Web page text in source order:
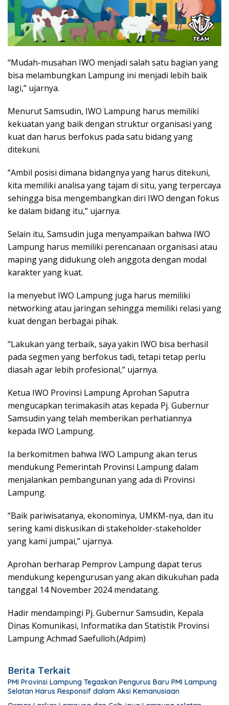
“Mudah-musahan IWO menjadi salah satu bagian yang
bisa melambungkan Lampung ini menjadi lebih baik
lagi,” ujarnya.
Menurut Samsudin, IWO Lampung harus memiliki
kekuatan yang baik dengan struktur organisasi yang
kuat dan harus berfokus pada satu bidang yang
ditekuni.
“Ambil posisi dimana bidangnya yang harus ditekuni,
kita memiliki analisa yang tajam di situ, yang terpercaya
sehingga bisa mengembangkan diri IWO dengan fokus
ke dalam bidang itu,” ujarnya.
Selain itu, Samsudin juga menyampaikan bahwa IWO
Lampung harus memiliki perencanaan organisasi atau
maping yang didukung oleh anggota dengan modal
karakter yang kuat.
Ia menyebut IWO Lampung juga harus memiliki
networking atau jaringan sehingga memiliki relasi yang
kuat dengan berbagai pihak.
“Lakukan yang terbaik, saya yakin IWO bisa berhasil
pada segmen yang berfokus tadi, tetapi tetap perlu
diasah agar lebih profesional,” ujarnya.
Ketua IWO Provinsi Lampung Aprohan Saputra
mengucapkan terimakasih atas kepada Pj. Gubernur
Samsudin yang telah memberikan perhatiannya
kepada IWO Lampung.
Ia berkomitmen bahwa IWO Lampung akan terus
mendukung Pemerintah Provinsi Lampung dalam
menjalankan pembangunan yang ada di Provinsi
Lampung.
“Baik pariwisatanya, ekonominya, UMKM-nya, dan itu
sering kami diskusikan di stakeholder-stakeholder
yang kami jumpai,” ujarnya.
Aprohan berharap Pemprov Lampung dapat terus
mendukung kepengurusan yang akan dikukuhan pada
tanggal 14 November 2024 mendatang.
Hadir mendampingi Pj. Gubernur Samsudin, Kepala
Dinas Komunikasi, Informatika dan Statistik Provinsi
Lampung Achmad Saefulloh.(Adpim)
Berita Terkait
PMI Provinsi Lampung Tegaskan Pengurus Baru PMI Lampung
Selatan Harus Responsif dalam Aksi Kemanusiaan